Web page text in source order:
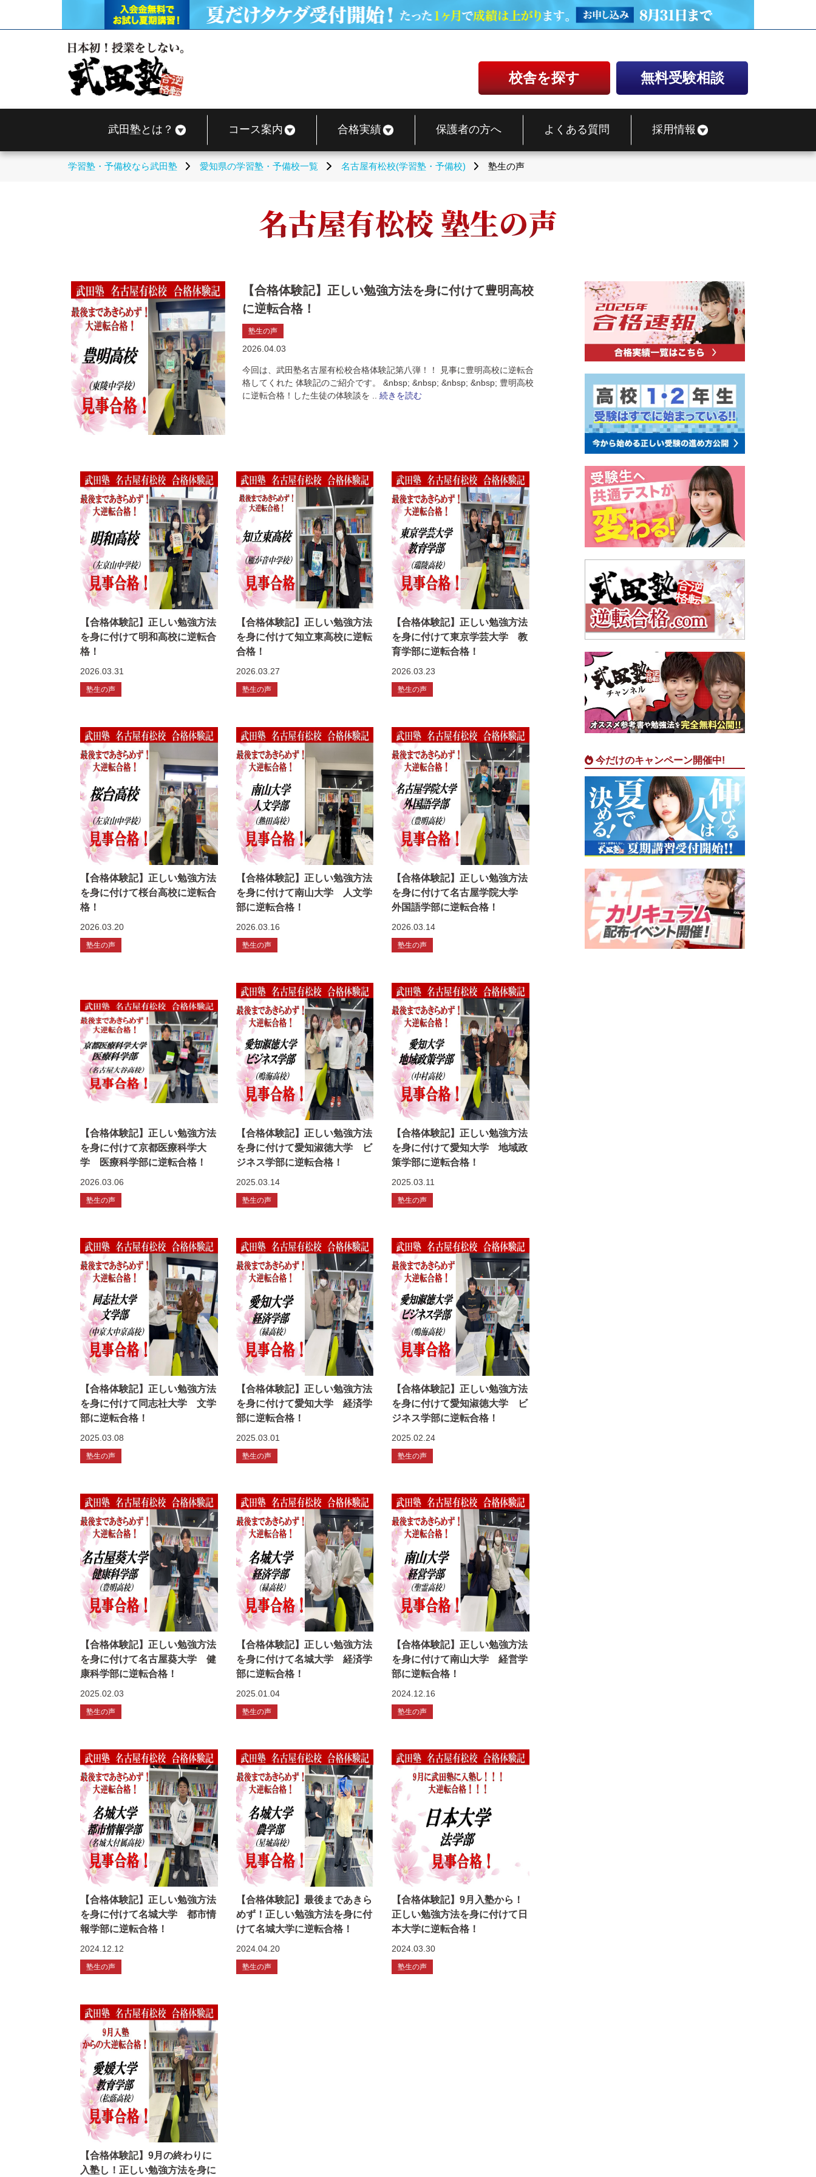
校舎を探す 無料受験相談
武田塾とは？ コース案内 合格実績 保護者の方へ よくある質問 採用情報
学習塾・予備校なら武田塾 愛知県の学習塾・予備校一覧 名古屋有松校(学習塾・予備校) 塾生の声
名古屋有松校 塾生の声
【合格体験記】正しい勉強方法を身に付けて豊明高校
に逆転合格！
2026.04.03
塾生の声
今回は、武田塾名古屋有松校合格体験記第八弾！！ 見事に豊明高校に逆転合
格してくれた 体験記のご紹介です。 &nbsp; &nbsp; &nbsp; &nbsp; 豊明高校
に逆転合格！した生徒の体験談を .. 続きを読む
【合格体験記】正しい勉強方法
を身に付けて明和高校に逆転合
格！
2026.03.31
塾生の声
【合格体験記】正しい勉強方法
を身に付けて知立東高校に逆転
合格！
2026.03.27
塾生の声
【合格体験記】正しい勉強方法
を身に付けて東京学芸大学 教
育学部に逆転合格！
2026.03.23
塾生の声
【合格体験記】正しい勉強方法
を身に付けて桜台高校に逆転合
格！
2026.03.20
塾生の声
【合格体験記】正しい勉強方法
を身に付けて南山大学 人文学
部に逆転合格！
2026.03.16
塾生の声
【合格体験記】正しい勉強方法
を身に付けて名古屋学院大学
外国語学部に逆転合格！
2026.03.14
塾生の声
【合格体験記】正しい勉強方法
を身に付けて京都医療科学大
学 医療科学部に逆転合格！
2026.03.06
塾生の声
【合格体験記】正しい勉強方法
を身に付けて愛知淑徳大学 ビ
ジネス学部に逆転合格！
2025.03.14
塾生の声
【合格体験記】正しい勉強方法
を身に付けて愛知大学 地域政
策学部に逆転合格！
2025.03.11
塾生の声
【合格体験記】正しい勉強方法
を身に付けて同志社大学 文学
部に逆転合格！
2025.03.08
塾生の声
【合格体験記】正しい勉強方法
を身に付けて愛知大学 経済学
部に逆転合格！
2025.03.01
塾生の声
【合格体験記】正しい勉強方法
を身に付けて愛知淑徳大学 ビ
ジネス学部に逆転合格！
2025.02.24
塾生の声
【合格体験記】正しい勉強方法
を身に付けて名古屋葵大学 健
康科学部に逆転合格！
2025.02.03
塾生の声
【合格体験記】正しい勉強方法
を身に付けて名城大学 経済学
部に逆転合格！
2025.01.04
塾生の声
【合格体験記】正しい勉強方法
を身に付けて南山大学 経営学
部に逆転合格！
2024.12.16
塾生の声
【合格体験記】正しい勉強方法
を身に付けて名城大学 都市情
報学部に逆転合格！
2024.12.12
塾生の声
【合格体験記】最後まであきら
めず！正しい勉強方法を身に付
けて名城大学に逆転合格！
2024.04.20
塾生の声
【合格体験記】9月入塾から！
正しい勉強方法を身に付けて日
本大学に逆転合格！
2024.03.30
塾生の声
【合格体験記】9月の終わりに
入塾し！正しい勉強方法を身に
今だけのキャンペーン開催中!